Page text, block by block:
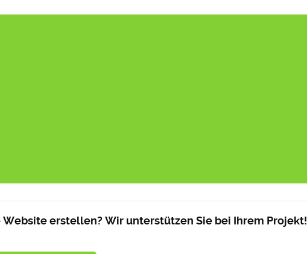
erstellen? Wir unterstützen Sie bei Ihrem Projekt!